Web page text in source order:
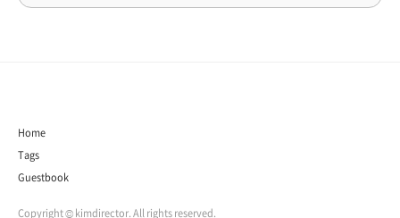
Home
Tags
Guestbook
Copyright © kimdirector. All rights reserved.